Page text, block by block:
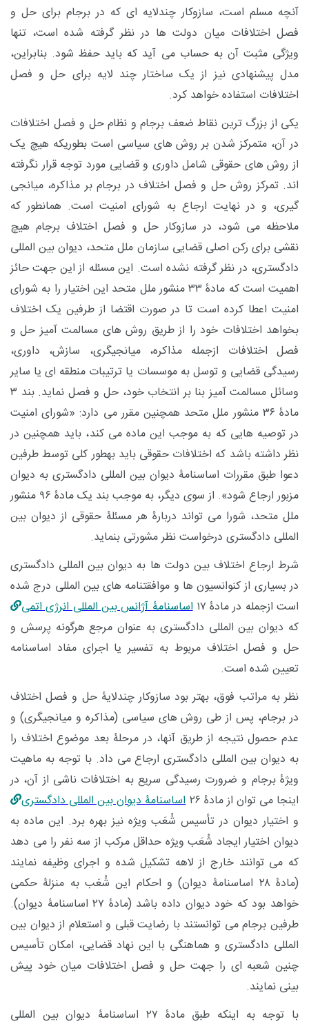
آنچه مسلم است، سازوکار چندلایه ای که در برجام برای حل و
فصل اختلافات میان دولت ها در نظر گرفته شده است، تنها
ویژگی مثبت آن به حساب می آید که باید حفظ شود. بنابراین،
مدل پیشنهادی نیز از یک ساختار چند لایه برای حل و فصل
اختلافات استفاده خواهد کرد.
یکی از بزرگ ترین نقاط ضعف برجام و نظام حل و فصل اختلافات
در آن، متمرکز شدن بر روش های سیاسی است بطوریکه هیچ یک
از روش های حقوقی شامل داوری و قضایی مورد توجه قرار نگرفته
اند. تمرکز روش حل و فصل اختلاف در برجام بر مذاکره، میانجی
گیری، و در نهایت ارجاع به شورای امنیت است. همانطور که
ملاحظه می شود، در سازوکار حل و فصل اختلاف برجام هیچ
نقشی برای رکن اصلی قضایی سازمان ملل متحد، دیوان بین المللی
دادگستری، در نظر گرفته نشده است. این مسئله از این جهت حائز
اهمیت است که مادۀ ۳۳ منشور ملل متحد این اختیار را به شورای
امنیت اعطا کرده است تا در صورت اقتضا از طرفین یک اختلاف
بخواهد اختلافات خود را از طریق روش های مسالمت آمیز حل و
فصل اختلافات ازجمله مذاکره، میانجیگری، سازش، داوری،
رسیدگی قضایی و توسل به موسسات یا ترتیبات منطقه ای یا سایر
وسائل مسالمت آمیز بنا بر انتخاب خود، حل و فصل نماید. بند ۳
مادۀ ۳۶ منشور ملل متحد همچنین مقرر می دارد: «شورای امنیت
در توصیه هایی که به موجب این ماده می کند، باید همچنین در
نظر داشته باشد که اختلافات حقوقی باید به­طور کلی توسط طرفین
دعوا طبق مقررات اساسنامۀ دیوان بین المللی دادگستری به دیوان
مزبور ارجاع شود».
از سوی دیگر، به موجب بند یک مادۀ ۹۶ منشور
ملل متحد، شورا می تواند دربارۀ هر مسئلۀ حقوقی از دیوان بین
المللی دادگستری درخواست نظر مشورتی بنماید.
شرط ارجاع اختلاف بین دولت ها به دیوان بین المللی دادگستری
در بسیاری از کنوانسیون ها و موافقتنامه های بین المللی درج شده
است ازجمله در مادۀ ۱۷
اساسنامۀ آژانس بین المللی انرژی اتمی
که دیوان بین المللی دادگستری به عنوان مرجع هرگونه پرسش و
حل و فصل اختلاف مربوط به تفسیر یا اجرای مفاد اساسنامه
تعیین شده است.
نظر به مراتب فوق، بهتر بود سازوکار چندلایۀ حل و فصل اختلاف
در برجام، پس از طی روش های سیاسی (مذاکره و میانجیگری) و
عدم حصول نتیجه از طریق آنها، در مرحلۀ بعد موضوع اختلاف را
به دیوان بین المللی دادگستری ارجاع می داد. با توجه به ماهیت
ویژۀ برجام و ضرورت رسیدگی سریع به اختلافات ناشی از آن، در
اینجا می توان از مادۀ ۲۶
اساسنامۀ دیوان بین المللی دادگستری
و اختیار دیوان در تأسیس شُعَب ویژه نیزبهره برد. این ماده به
دیوان اختیار ایجاد شُعَب ویژه حداقل مرکب از سه نفر را می دهد
که می توانند خارج از لاهه تشکیل شده و اجرای وظیفه نمایند
(مادۀ ۲۸ اساسنامۀ دیوان) و احکام این شُعَب به منزلۀ حکمی
خواهد بود که خود دیوان داده باشد (مادۀ ۲۷ اساسنامۀ دیوان).
طرفین برجام می توانستند با رضایت قبلی و استعلام از دیوان بین
المللی دادگستری و هماهنگی با این نهاد قضایی، امکان تأسیس
چنین شعبه ای را جهت حل و فصل اختلافات میان خود پیش
بینی نمایند.
با توجه به اینکه طبق مادۀ ۲۷ اساسنامۀ دیوان بین المللی